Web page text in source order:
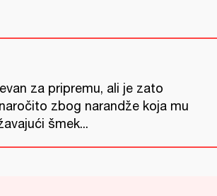
za pripremu, ali je zato
zbog narandže koja mu
šmek...